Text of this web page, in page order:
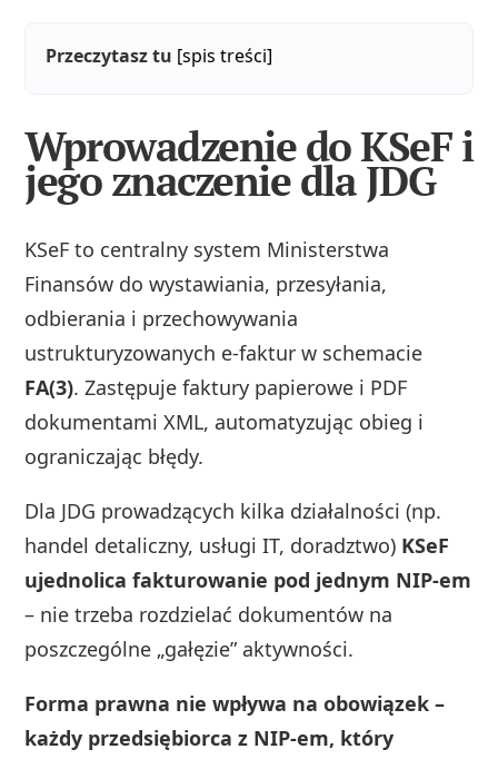
Przeczytasz tu [spis treści]
Wprowadzenie do KSeF i
jego znaczenie dla JDG
KSeF to centralny system Ministerstwa
Finansów do wystawiania, przesyłania,
odbierania i przechowywania
ustrukturyzowanych e-faktur w schemacie
FA(3). Zastępuje faktury papierowe i PDF
dokumentami XML, automatyzując obieg i
ograniczając błędy.
Dla JDG prowadzących kilka działalności (np.
handel detaliczny, usługi IT, doradztwo) KSeF
ujednolica fakturowanie pod jednym NIP-em
– nie trzeba rozdzielać dokumentów na
poszczególne „gałęzie” aktywności.
Forma prawna nie wpływa na obowiązek –
każdy przedsiębiorca z NIP-em, który